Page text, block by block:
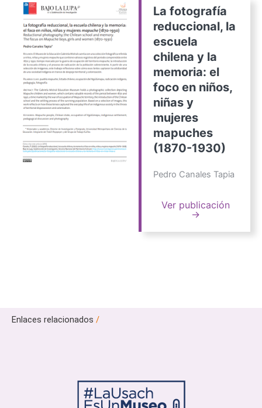
La fotografía
reduccional, la
escuela
chilena y la
memoria: el
foco en niños,
niñas y
mujeres
mapuches
(1870-1930)
Pedro Canales Tapia
Ver publicación
→
Enlaces relacionados /